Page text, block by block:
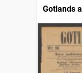
Gotlands